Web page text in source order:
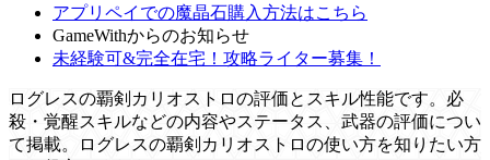
アプリペイでの魔晶石購入方法はこちら
GameWithからのお知らせ
未経験可&完全在宅！攻略ライター募集！
ログレスの覇剣カリオストロの評価とスキル性能です。必
殺・覚醒スキルなどの内容やステータス、武器の評価につい
て掲載。ログレスの覇剣カリオストロの使い方を知りたい方